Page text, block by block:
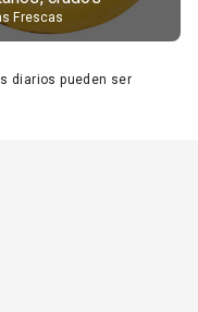
Frescas
diarios pueden ser